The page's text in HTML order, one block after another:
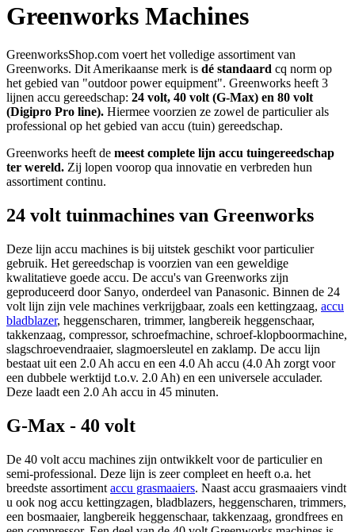
Greenworks Machines
GreenworksShop.com voert het volledige assortiment van
Greenworks. Dit Amerikaanse merk is dé standaard cq norm op
het gebied van "outdoor power equipment". Greenworks heeft 3
lijnen accu gereedschap: 24 volt, 40 volt (G-Max) en 80 volt
(Digipro Pro line). Hiermee voorzien ze zowel de particulier als
professional op het gebied van accu (tuin) gereedschap.
Greenworks heeft de meest complete lijn accu tuingereedschap
ter wereld. Zij lopen voorop qua innovatie en verbreden hun
assortiment continu.
24 volt tuinmachines van Greenworks
Deze lijn accu machines is bij uitstek geschikt voor particulier
gebruik. Het gereedschap is voorzien van een geweldige
kwalitatieve goede accu. De accu's van Greenworks zijn
geproduceerd door Sanyo, onderdeel van Panasonic. Binnen de 24
volt lijn zijn vele machines verkrijgbaar, zoals een kettingzaag, accu
bladblazer, heggenscharen, trimmer, langbereik heggenschaar,
takkenzaag, compressor, schroefmachine, schroef-klopboormachine,
slagschroevendraaier, slagmoersleutel en zaklamp. De accu lijn
bestaat uit een 2.0 Ah accu en een 4.0 Ah accu (4.0 Ah zorgt voor
een dubbele werktijd t.o.v. 2.0 Ah) en een universele acculader.
Deze laadt een 2.0 Ah accu in 45 minuten.
G-Max - 40 volt
De 40 volt accu machines zijn ontwikkelt voor de particulier en
semi-professional. Deze lijn is zeer compleet en heeft o.a. het
breedste assortiment accu grasmaaiers. Naast accu grasmaaiers vindt
u ook nog accu kettingzagen, bladblazers, heggenscharen, trimmers,
een bosmaaier, langbereik heggenschaar, takkenzaag, grondfrees en